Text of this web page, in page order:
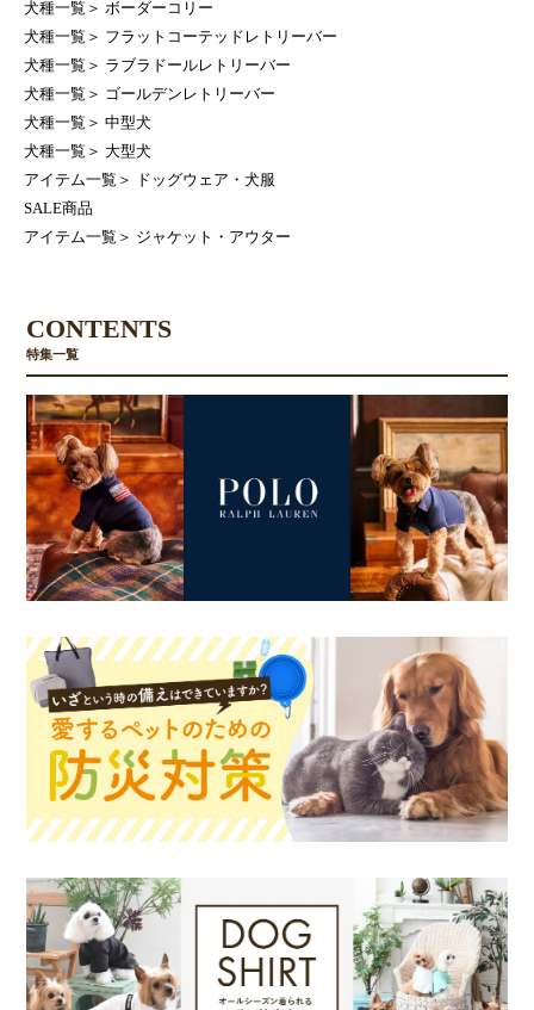
犬種一覧 ＞ ボーダーコリー
犬種一覧 ＞ フラットコーテッドレトリーバー
犬種一覧 ＞ ラブラドールレトリーバー
犬種一覧 ＞ ゴールデンレトリーバー
犬種一覧 ＞ 中型犬
犬種一覧 ＞ 大型犬
アイテム一覧 ＞
ドッグウェア・犬服
SALE商品
アイテム一覧 ＞ ジャケット・アウター
CONTENTS
特集一覧